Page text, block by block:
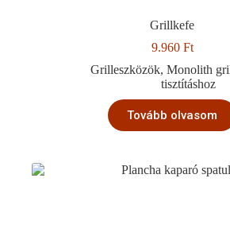
Grillkefe
9.960 Ft
Grilleszközök,Monolith
tisztításhoz
Tovább olvasom